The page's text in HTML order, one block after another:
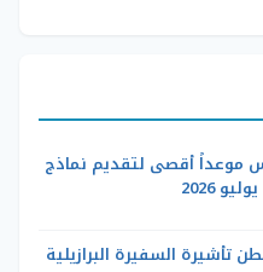
10 أغسطس موعداً أقصى لتقديم نماذج
2026
تأشيرة السفيرة البرازيلية